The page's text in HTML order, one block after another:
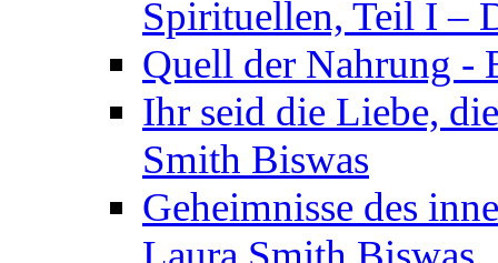
Spirituellen, Teil I –
Quell der Nahrung -
Ihr seid die Liebe,
Smith Biswas
Geheimnisse des